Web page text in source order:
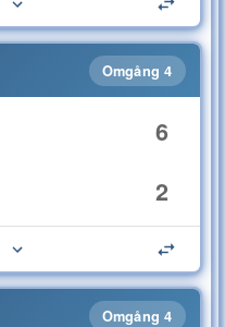
Omgång 4
6
2
Omgång 4